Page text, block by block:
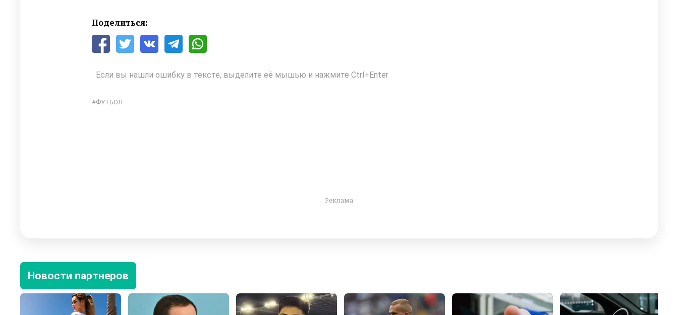
Поделиться:
Если вы нашли ошибку в тексте, выделите её мышью и нажмите Ctrl+Enter
ФУТБОЛ
Новости партнеров